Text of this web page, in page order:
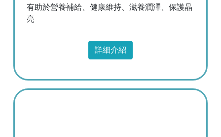
有助於營養補給、健康維持、滋養潤澤、保護晶
亮
詳細介紹